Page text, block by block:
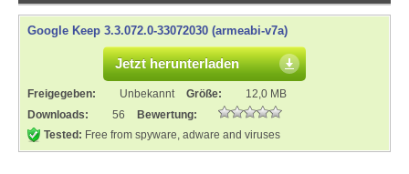
Google Keep 3.3.072.0-33072030 (armeabi-v7a)
Jetzt herunterladen
Freigegeben: Unbekannt Größe:
12,0 MB
Downloads:
56
Bewertung:
Tested: Free from spyware, adware and viruses